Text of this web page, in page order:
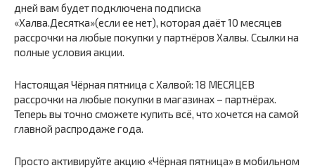
дней вам будет подключена подписка
«Халва.Десятка»(если ее нет), которая даёт 10 месяцев
рассрочки на любые покупки у партнёров Халвы. Ссылки на
полные условия акции.
Настоящая Чёрная пятница с Халвой: 18 МЕСЯЦЕВ
рассрочки на любые покупки в магазинах – партнёрах.
Теперь вы точно сможете купить всё, что хочется на самой
главной распродаже года.
Просто активируйте акцию «Чёрная пятница» в мобильном